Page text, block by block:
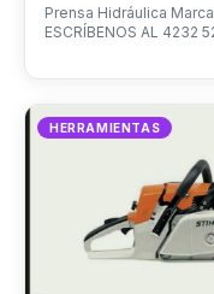
Prensa Hidráulica
ESCRÍBENOS AL 4232
HERRAMIENTAS